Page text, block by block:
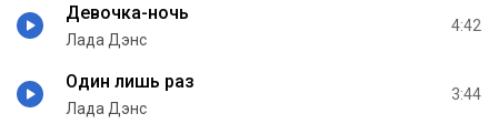
Девочка-ночь
Лада Дэнс
4:42
Один лишь раз
Лада Дэнс
3:44